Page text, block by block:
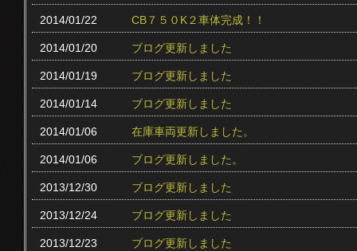
2014/01/22 CB７５０K２車体完成！！
2014/01/20 ブログ更新しました
2014/01/19 ブログ更新しました
2014/01/14 ブログ更新しました
2014/01/06 在庫車両更新しました。
2014/01/06 ブログ更新しました。
2013/12/30 ブログ更新しました
2013/12/24 ブログ更新しました
2013/12/23 ブログ更新しました